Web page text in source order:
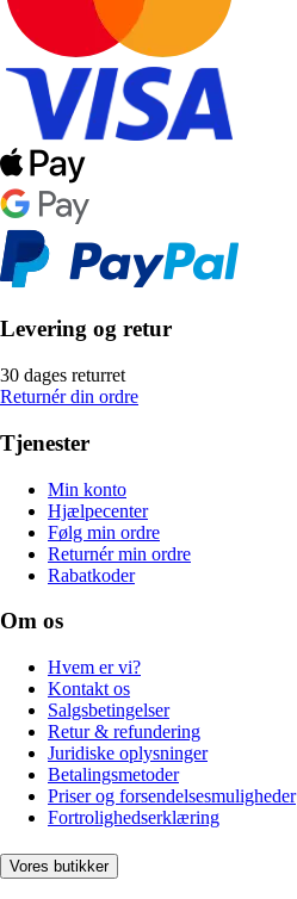
Levering og retur
30 dages returret
Returnér din ordre
Tjenester
Min konto
Hjælpecenter
Følg min ordre
Returnér min ordre
Rabatkoder
Om os
Hvem er vi?
Kontakt os
Salgsbetingelser
Retur & refundering
Juridiske oplysninger
Betalingsmetoder
Priser og forsendelsesmuligheder
Fortrolighedserklæring
Vores butikker